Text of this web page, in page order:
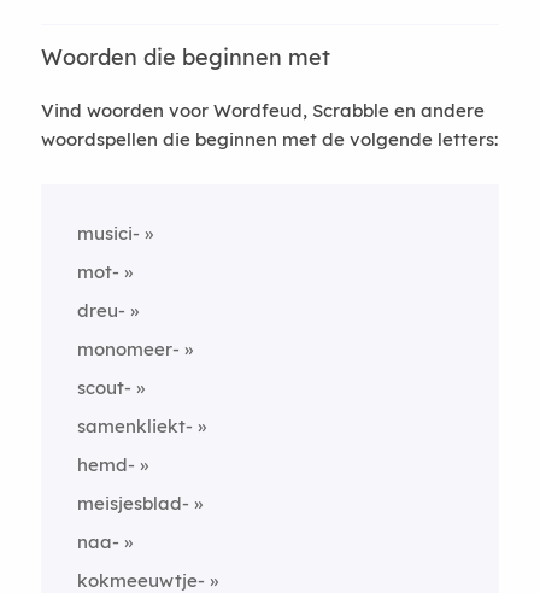
Woorden die beginnen met
Vind woorden voor Wordfeud, Scrabble en andere
woordspellen die beginnen met de volgende letters:
musici-
mot-
dreu-
monomeer-
scout-
samenkliekt-
hemd-
meisjesblad-
naa-
kokmeeuwtje-